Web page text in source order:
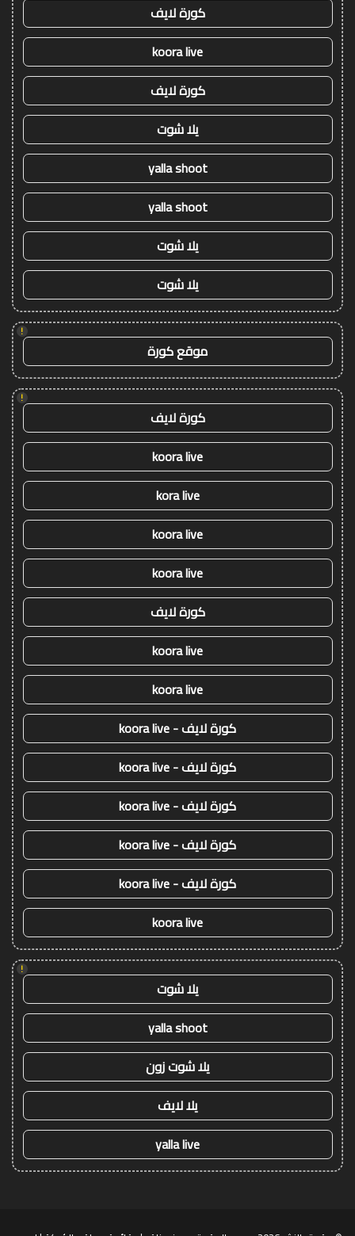
كورة لايف
koora live
كورة لايف
يلا شوت
yalla shoot
yalla shoot
يلا شوت
يلا شوت
!
موقع كورة
!
كورة لايف
koora live
kora live
koora live
koora live
كورة لايف
koora live
koora live
كورة لايف - koora live
كورة لايف - koora live
كورة لايف - koora live
كورة لايف - koora live
كورة لايف - koora live
koora live
!
يلا شوت
yalla shoot
يلا شوت زون
يلا لايف
yalla live